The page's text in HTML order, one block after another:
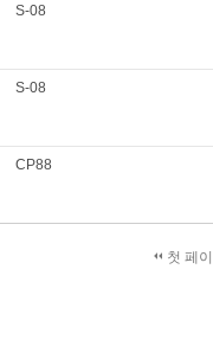
S-08
S-08
CP88
첫 페